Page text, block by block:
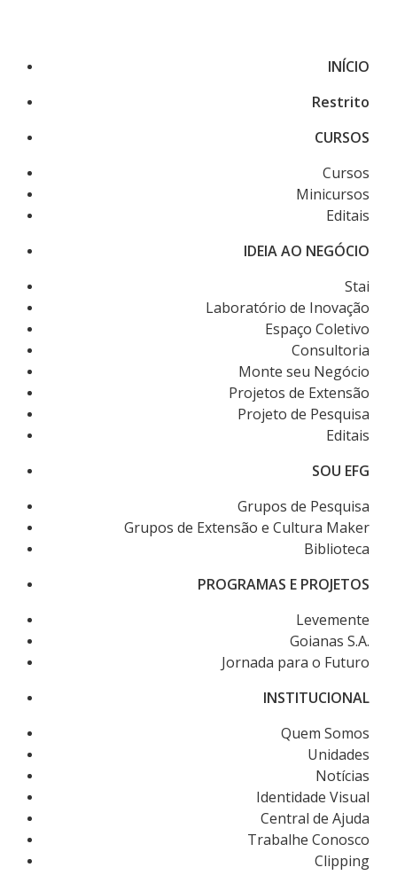
INÍCIO
Restrito
CURSOS
Cursos
Minicursos
Editais
IDEIA AO NEGÓCIO
Stai
Laboratório de Inovação
Espaço Coletivo
Consultoria
Monte seu Negócio
Projetos de Extensão
Projeto de Pesquisa
Editais
SOU EFG
Grupos de Pesquisa
Grupos de Extensão e Cultura Maker
Biblioteca
PROGRAMAS E PROJETOS
Levemente
Goianas S.A.
Jornada para o Futuro
INSTITUCIONAL
Quem Somos
Unidades
Notícias
Identidade Visual
Central de Ajuda
Trabalhe Conosco
Clipping